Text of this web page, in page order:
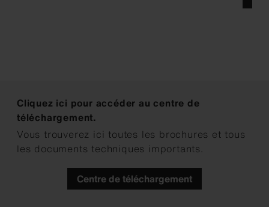
Centre de téléchargement
Cliquez ici pour accéder au centre de
téléchargement.
Vous trouverez ici toutes les brochures et tous
les documents techniques importants.